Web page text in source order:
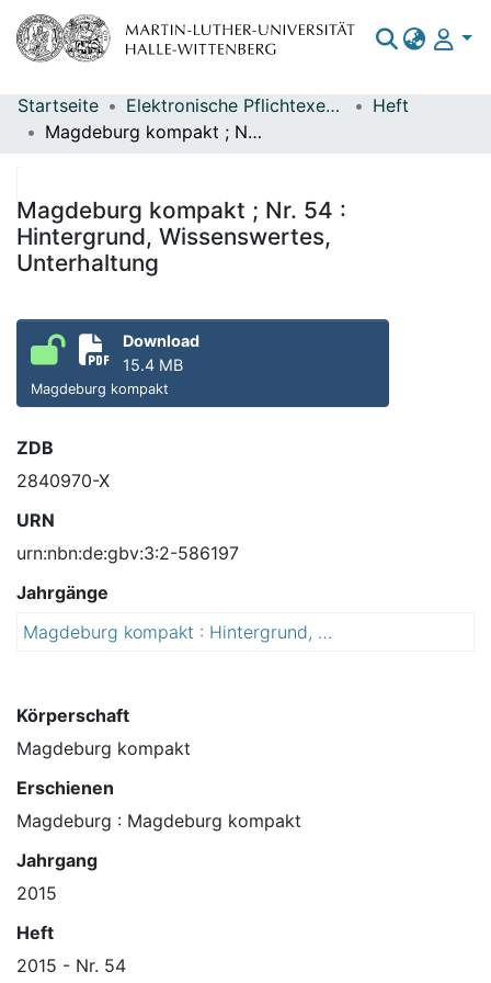
Bereiche & Sammlungen
Statistiken
Startseite Elektronische Pflichtexemplare
Heft
Magdeburg kompakt ; Nr. 54 : Hintergrund, Wissenswertes, Unterhaltung
Magdeburg kompakt ; Nr. 54 :
Hintergrund, Wissenswertes,
Unterhaltung
Download
15.4 MB
Magdeburg kompakt
ZDB
2840970-X
URN
urn:nbn:de:gbv:3:2-586197
Jahrgänge
Magdeburg kompakt : Hintergrund, Wissenswertes, Unterhaltung
Körperschaft
Magdeburg kompakt
Erschienen
Magdeburg : Magdeburg kompakt
Jahrgang
2015
Heft
2015 - Nr. 54